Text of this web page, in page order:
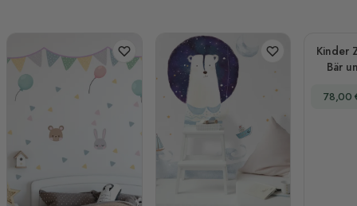
Kinder
Bär
78,00